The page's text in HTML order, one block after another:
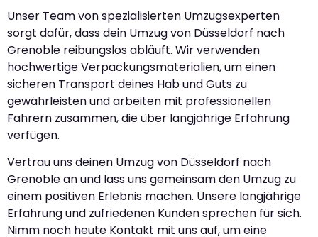
Unser Team von spezialisierten Umzugsexperten
sorgt dafür, dass dein Umzug von Düsseldorf nach
Grenoble reibungslos abläuft. Wir verwenden
hochwertige Verpackungsmaterialien, um einen
sicheren Transport deines Hab und Guts zu
gewährleisten und arbeiten mit professionellen
Fahrern zusammen, die über langjährige Erfahrung
verfügen.
Vertrau uns deinen Umzug von Düsseldorf nach
Grenoble an und lass uns gemeinsam den Umzug zu
einem positiven Erlebnis machen. Unsere langjährige
Erfahrung und zufriedenen Kunden sprechen für sich.
Nimm noch heute Kontakt mit uns auf, um eine